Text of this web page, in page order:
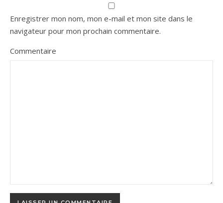
Enregistrer mon nom, mon e-mail et mon site dans le
navigateur pour mon prochain commentaire.
Commentaire